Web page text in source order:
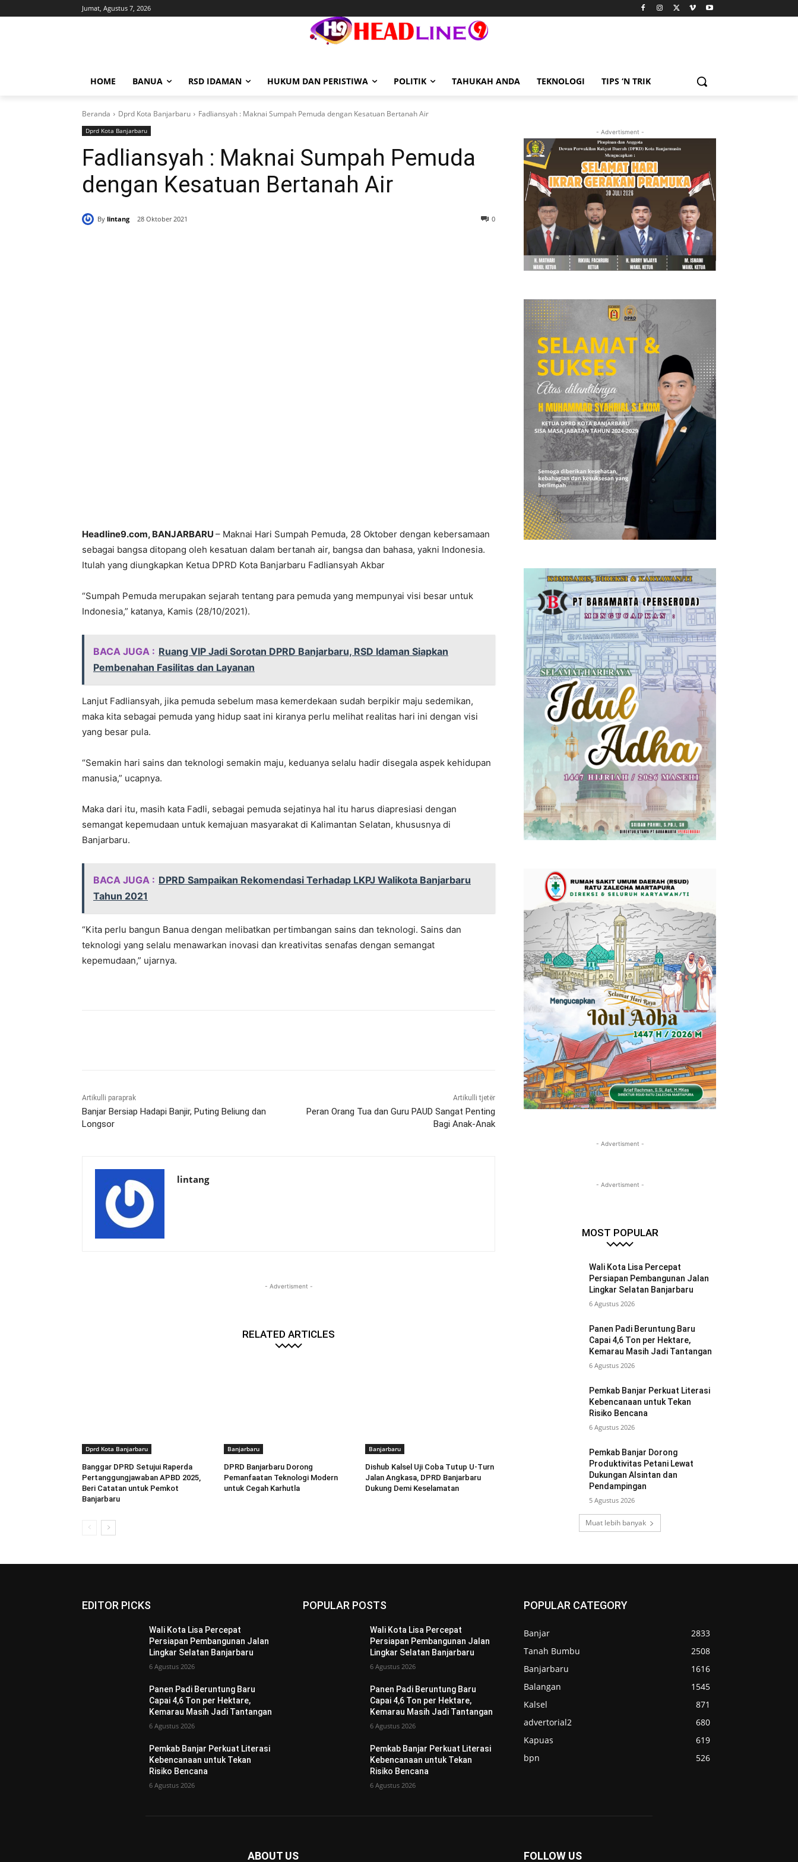
Jumat, Agustus 7, 2026
HOME BANUA RSD IDAMAN HUKUM DAN PERISTIWA POLITIK TAHUKAH ANDA TEKNOLOGI TIPS ‘N TRIK
Beranda Dprd Kota Banjarbaru Fadliansyah : Maknai Sumpah Pemuda dengan Kesatuan Bertanah Air
Dprd Kota Banjarbaru
Fadliansyah : Maknai Sumpah Pemuda
dengan Kesatuan Bertanah Air
By lintang 28 Oktober 2021 0
Headline9.com, BANJARBARU – Maknai Hari Sumpah Pemuda, 28 Oktober dengan kebersamaan
sebagai bangsa ditopang oleh kesatuan dalam bertanah air, bangsa dan bahasa, yakni Indonesia.
Itulah yang diungkapkan Ketua DPRD Kota Banjarbaru Fadliansyah Akbar
“Sumpah Pemuda merupakan sejarah tentang para pemuda yang mempunyai visi besar untuk
Indonesia,” katanya, Kamis (28/10/2021).
BACA JUGA : Ruang VIP Jadi Sorotan DPRD Banjarbaru, RSD Idaman Siapkan
Pembenahan Fasilitas dan Layanan
Lanjut Fadliansyah, jika pemuda sebelum masa kemerdekaan sudah berpikir maju sedemikan,
maka kita sebagai pemuda yang hidup saat ini kiranya perlu melihat realitas hari ini dengan visi
yang besar pula.
“Semakin hari sains dan teknologi semakin maju, keduanya selalu hadir disegala aspek kehidupan
manusia,” ucapnya.
Maka dari itu, masih kata Fadli, sebagai pemuda sejatinya hal itu harus diapresiasi dengan
semangat kepemudaan untuk kemajuan masyarakat di Kalimantan Selatan, khususnya di
Banjarbaru.
BACA JUGA : DPRD Sampaikan Rekomendasi Terhadap LKPJ Walikota Banjarbaru
Tahun 2021
“Kita perlu bangun Banua dengan melibatkan pertimbangan sains dan teknologi. Sains dan
teknologi yang selalu menawarkan inovasi dan kreativitas senafas dengan semangat
kepemudaan,” ujarnya.
Artikulli paraprak
Banjar Bersiap Hadapi Banjir, Puting Beliung dan
Longsor
Artikulli tjetër
Peran Orang Tua dan Guru PAUD Sangat Penting
Bagi Anak-Anak
lintang
- Advertisment -
RELATED ARTICLES
Dprd Kota Banjarbaru
Banggar DPRD Setujui Raperda
Pertanggungjawaban APBD 2025,
Beri Catatan untuk Pemkot
Banjarbaru
Banjarbaru
DPRD Banjarbaru Dorong
Pemanfaatan Teknologi Modern
untuk Cegah Karhutla
Banjarbaru
Dishub Kalsel Uji Coba Tutup U-Turn
Jalan Angkasa, DPRD Banjarbaru
Dukung Demi Keselamatan
- Advertisment -
- Advertisment -
- Advertisment -
MOST POPULAR
Wali Kota Lisa Percepat
Persiapan Pembangunan Jalan
Lingkar Selatan Banjarbaru
6 Agustus 2026
Panen Padi Beruntung Baru
Capai 4,6 Ton per Hektare,
Kemarau Masih Jadi Tantangan
6 Agustus 2026
Pemkab Banjar Perkuat Literasi
Kebencanaan untuk Tekan
Risiko Bencana
6 Agustus 2026
Pemkab Banjar Dorong
Produktivitas Petani Lewat
Dukungan Alsintan dan
Pendampingan
5 Agustus 2026
Muat lebih banyak
EDITOR PICKS
Wali Kota Lisa Percepat
Persiapan Pembangunan Jalan
Lingkar Selatan Banjarbaru
6 Agustus 2026
Panen Padi Beruntung Baru
Capai 4,6 Ton per Hektare,
Kemarau Masih Jadi Tantangan
6 Agustus 2026
Pemkab Banjar Perkuat Literasi
Kebencanaan untuk Tekan
Risiko Bencana
6 Agustus 2026
POPULAR POSTS
Wali Kota Lisa Percepat
Persiapan Pembangunan Jalan
Lingkar Selatan Banjarbaru
6 Agustus 2026
Panen Padi Beruntung Baru
Capai 4,6 Ton per Hektare,
Kemarau Masih Jadi Tantangan
6 Agustus 2026
Pemkab Banjar Perkuat Literasi
Kebencanaan untuk Tekan
Risiko Bencana
6 Agustus 2026
POPULAR CATEGORY
Banjar
2833
Tanah Bumbu
2508
Banjarbaru
1616
Balangan
1545
Kalsel
871
advertorial2
680
Kapuas
619
bpn
526
ABOUT US FOLLOW US